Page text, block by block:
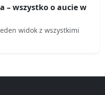
– wszystko o aucie w
widok z wszystkimi